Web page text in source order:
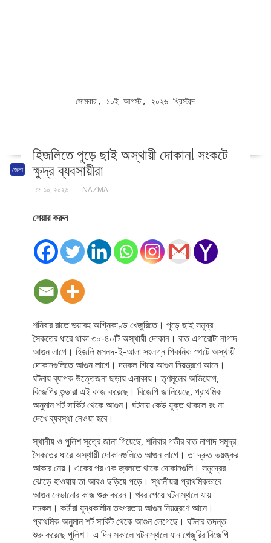
সোমবার, ১০ই আগস্ট, ২০২৬ খ্রিস্টাব্দ
জেলা
হিজলিতে পুড়ে ছাই অস্থায়ী দোকান! সংকটে
ক্ষুদ্র ব্যবসায়ীরা
মে ১০, ২০২৬ NAZMA
শেয়ার করুন
শনিবার রাতে ভয়াবহ অগ্নিকাণ্ড খেজুরিতে। পুড়ে ছাই সমুদ্র
সৈকতের ধারে থাকা ৩০-৪০টি অস্থায়ী দোকান। রাত এগারোটা নাগাদ
আগুন লাগে। হিজলি মসনদ-ই-আলা সংলগ্ন পিকনিক স্পটে অস্থায়ী
দোকানগুলিতে আগুন লাগে। দমকল গিয়ে আগুন নিয়ন্ত্রণে আনে।
ঘটনায় ব্যাপক উত্তেজনা ছড়ায় এলাকায়। তৃণমূলের অভিযোগ,
বিজেপির গুন্ডারা এই কাজ করেছে। বিজেপি জানিয়েছে, প্রাথমিক
অনুমান শর্ট সার্কিট থেকে আগুন। ঘটনায় কেউ যুক্ত থাকলে রং না
দেখে ব্যবস্থা নেওয়া হবে।
স্থানীয় ও পুলিশ সূত্রে জানা গিয়েছে, শনিবার গভীর রাত নাগাদ সমুদ্র
সৈকতের ধারে অস্থায়ী দোকানগুলিতে আগুন লাগে। তা দ্রুত ভয়ঙ্কর
আকার নেয়। একের পর এক জ্বলতে থাকে দোকানগুলি। সমুদ্রের
ঝোড়ে হাওয়ায় তা আরও ছড়িয়ে পড়ে। স্থানীয়রা প্রাথমিকভাবে
আগুন নেভানোর কাজ শুরু করেন। খবর পেয়ে ঘটনাস্থলে যায়
দমকল। কর্মীরা যুদ্ধকালীন তৎপরতায় আগুন নিয়ন্ত্রণে আনে।
প্রাথমিক অনুমান শর্ট সার্কিট থেকে আগুন লেগেছে। ঘটনার তদন্ত
শুরু করেছে পুলিশ। এ দিন সকালে ঘটনাস্থলে যান খেজুরির বিজেপি